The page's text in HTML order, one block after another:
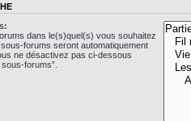
dans le(s)quel(s) vous souhaitez
forums seront automatiquement
ne désactivez pas ci-dessous
forums”.